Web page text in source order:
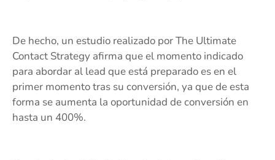
De hecho, un estudio realizado por The Ultimate
Contact Strategy afirma que el momento indicado
para abordar al lead que está preparado es en el
primer momento tras su conversión, ya que de esta
forma se aumenta la oportunidad de conversión en
hasta un 400%.